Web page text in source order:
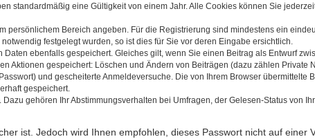
standardmäßig eine Gültigkeit von einem Jahr. Alle Cookies können Sie
Bereich angeben. Für die Registrierung sind mindestens ein
festgelegt wurden, so ist dies für Sie vor deren Eingabe ersichtlich.
ebenfalls gespeichert. Gleiches gilt, wenn Sie einen Beitrag als Entwurf
Aktionen gespeichert: Löschen und Ändern von Beiträgen (dazu zählen Private
und gescheiterte Anmeldeversuche. Die von Ihrem Browser übermittelte
gespeichert.
gehören Ihr Abstimmungsverhalten bei Umfragen, der Gelesen-Status von
ist. Jedoch wird Ihnen empfohlen, dieses Passwort nicht auf einer